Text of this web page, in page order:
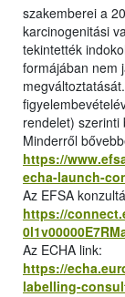
szakemberei a
karcinogenitási
tekintették
formájában nem
rendelet) szerinti
Minderről
https://
echa-launch-
Az EFSA
https://
Az ECHA link:
https://
labelling-